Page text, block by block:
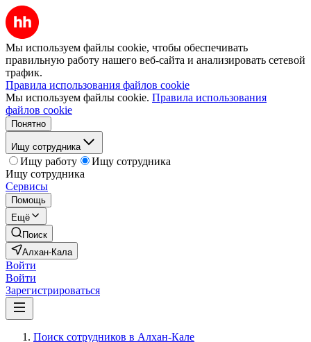
Мы используем файлы cookie, чтобы обеспечивать
правильную работу нашего веб-сайта и анализировать сетевой
трафик.
Правила использования файлов cookie
Мы используем файлы cookie. Правила использования
файлов cookie
Понятно
Ищу сотрудника
Ищу работу
Ищу сотрудника
Ищу сотрудника
Сервисы
Помощь
Ещё
Поиск
Алхан-Кала
Войти
Войти
Зарегистрироваться
Поиск сотрудников в Алхан-Кале